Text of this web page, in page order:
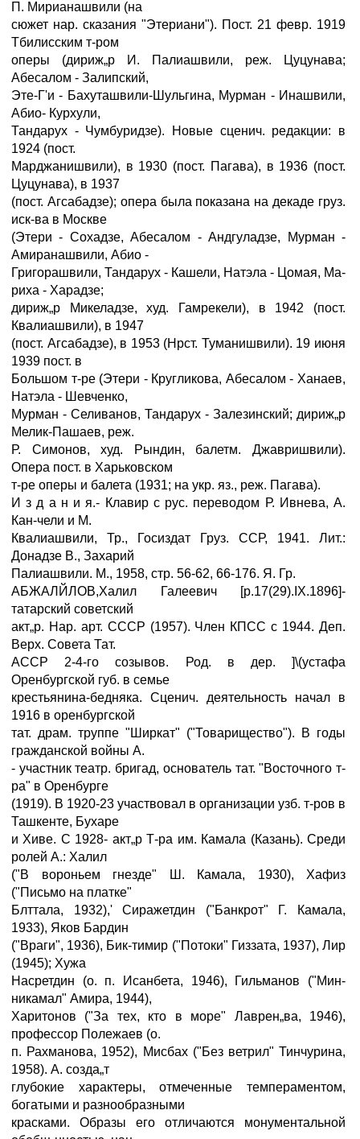
П. Мирианашвили (на
сюжет нар. сказания "Этериани"). Пост. 21 февр. 1919
Тбилисским т-ром
оперы (дириж„р И. Палиашвили, реж. Цуцунава;
Абесалом - Залипский,
Эте-Г'и - Бахуташвили-Шульгина, Мурман - Инашвили,
Абио- Курхули,
Тандарух - Чумбуридзе). Новые сценич. редакции: в
1924 (пост.
Марджанишвили), в 1930 (пост. Пагава), в 1936 (пост.
Цуцунава), в 1937
(пост. Агсабадзе); опера была показана на декаде груз.
иск-ва в Москве
(Этери - Сохадзе, Абесалом - Андгуладзе, Мурман -
Амиранашвили, Абио -
Григорашвили, Тандарух - Кашели, Натэла - Цомая, Ма-
риха - Харадзе;
дириж„р Микеладзе, худ. Гамрекели), в 1942 (пост.
Квалиашвили), в 1947
(пост. Агсабадзе), в 1953 (Нрст. Туманишвили). 19 июня
1939 пост. в
Большом т-ре (Этери - Кругликова, Абесалом - Ханаев,
Натэла - Шевченко,
Мурман - Селиванов, Тандарух - Залезинский; дириж„р
Мелик-Пашаев, реж.
Р. Симонов, худ. Рындин, балетм. Джавришвили).
Опера пост. в Харьковском
т-ре оперы и балета (1931; на укр. яз., реж. Пагава).
И з д а н и я.- Клавир с рус. переводом Р. Ивнева, А.
Кан-чели и М.
Квалиашвили, Тр., Госиздат Груз. ССР, 1941. Лит.:
Донадзе В., Захарий
Палиашвили. М., 1958, стр. 56-62, 66-176. Я. Гр.
АБЖАЛЙЛОВ,Халил Галеевич [р.17(29).IX.1896]-
татарский советский
акт„р. Нар. арт. СССР (1957). Член КПСС с 1944. Деп.
Верх. Совета Тат.
АССР 2-4-го созывов. Род. в дер. ]\(устафа
Оренбургской губ. в семье
крестьянина-бедняка. Сценич. деятельность начал в
1916 в оренбургской
тат. драм. труппе "Ширкат" ("Товарищество"). В годы
гражданской войны А.
- участник театр. бригад, основатель тат. "Восточного т-
ра" в Оренбурге
(1919). В 1920-23 участвовал в организации узб. т-ров в
Ташкенте, Бухаре
и Хиве. С 1928- акт„р Т-ра им. Камала (Казань). Среди
ролей А.: Халил
("В вороньем гнезде" Ш. Камала, 1930), Хафиз
("Письмо на платке"
Блттала, 1932),' Сиражетдин ("Банкрот" Г. Камала,
1933), Яков Бардин
("Враги", 1936), Бик-тимир ("Потоки" Гиззата, 1937), Лир
(1945); Хужа
Насретдин (о. п. Исанбета, 1946), Гильманов ("Мин-
никамал" Амира, 1944),
Харитонов ("За тех, кто в море" Лаврен„ва, 1946),
профессор Полежаев (о.
п. Рахманова, 1952), Мисбах ("Без ветрил" Тинчурина,
1958). А. созда„т
глубокие характеры, отмеченные темпераментом,
богатыми и разнообразными
красками. Образы его отличаются монументальной